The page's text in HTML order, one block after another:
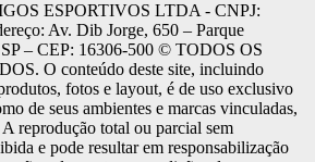
ESPORTIVOS LTDA - CNPJ:
Av. Dib Jorge, 650 – Parque
– CEP: 16306-500 ©️ TODOS OS
O conteúdo deste site, incluindo
fotos e layout, é de uso exclusivo
de seus ambientes e marcas vinculadas,
reprodução total ou parcial sem
e pode resultar em responsabilização